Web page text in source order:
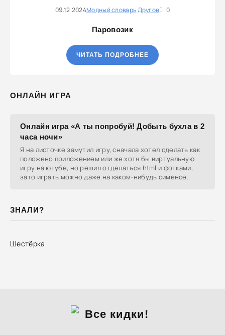
09.12.2024Модный словарьДругое 0
Паровозик
ЧИТАТЬ ПОДРОБНЕЕ
ОНЛАЙН ИГРА
Онлайн игра «А ты попробуй! Добыть бухла в 2
часа ночи»
Я на листочке замутил игру, сначала хотел сделать как
положено приложением или же хотя бы виртуальную
игру на ютубе, но решил отделаться html и фотками,
зато играть можно даже на каком-нибудь сименсе.
ЗНАЛИ?
Шестёрка